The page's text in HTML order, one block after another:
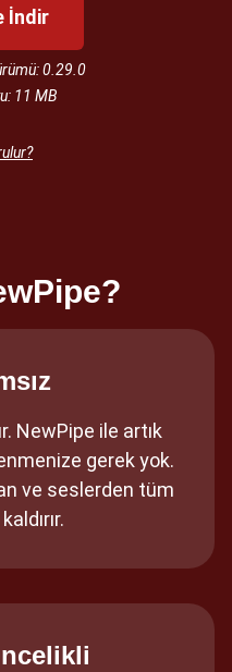
İndir
0.29.0
11 MB
NewPipe ile artık
gerek yok.
ve seslerden tüm